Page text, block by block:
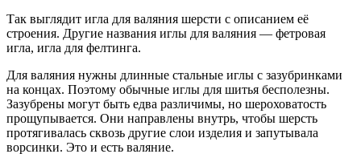
Так выглядит игла для валяния шерсти с описанием её
строения. Другие названия иглы для валяния — фетровая
игла, игла для фелтинга.
Для валяния нужны длинные стальные иглы с зазубринками
на концах. Поэтому обычные иглы для шитья бесполезны.
Зазубрены могут быть едва различимы, но шероховатость
прощупывается. Они направлены внутрь, чтобы шерсть
протягивалась сквозь другие слои изделия и запутывала
ворсинки. Это и есть валяние.